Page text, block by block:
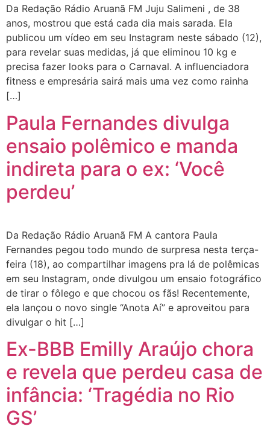
Da Redação Rádio Aruanã FM Juju Salimeni , de 38
anos, mostrou que está cada dia mais sarada. Ela
publicou um vídeo em seu Instagram neste sábado (12),
para revelar suas medidas, já que eliminou 10 kg e
precisa fazer looks para o Carnaval. A influenciadora
fitness e empresária sairá mais uma vez como rainha
[…]
Paula Fernandes divulga
ensaio polêmico e manda
indireta para o ex: ‘Você
perdeu’
Da Redação Rádio Aruanã FM A cantora Paula
Fernandes pegou todo mundo de surpresa nesta terça-
feira (18), ao compartilhar imagens pra lá de polêmicas
em seu Instagram, onde divulgou um ensaio fotográfico
de tirar o fôlego e que chocou os fãs! Recentemente,
ela lançou o novo single “Anota Aí” e aproveitou para
divulgar o hit […]
Ex-BBB Emilly Araújo chora
e revela que perdeu casa de
infância: ‘Tragédia no Rio
GS’